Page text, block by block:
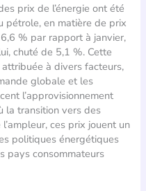
prix de l’énergie ont été
pétrole, en matière de prix
% par rapport à janvier,
chuté de 5,1 %. Cette
à divers facteurs,
globale et les
l’approvisionnement
la transition vers des
ces prix jouent un
politiques énergétiques
pays consommateurs